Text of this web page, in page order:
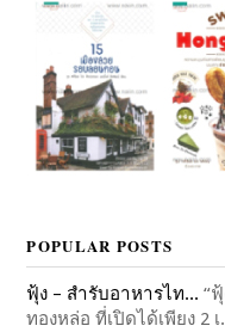
POPULAR POSTS
ฟุ้ง – สำรับอาหารไท... “
ทองหล่อ ที่เปิดได้เพียง 2 เ